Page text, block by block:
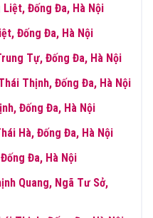
Đống Đa, Hà Nội
Đống Đa, Hà Nội
Tự, Đống Đa, Hà Nội
Thịnh, Đống Đa, Hà Nội
Đống Đa, Hà Nội
Hà, Đống Đa, Hà Nội
Đa, Hà Nội
Quang, Ngã Tư Sở,